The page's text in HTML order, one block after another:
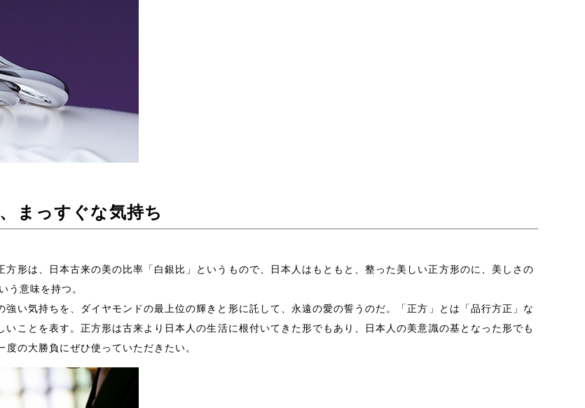
まっすぐな気持ち
形は、日本古来の美の比率「白銀比」というもので、日本人はもともと、整った美しい正方形のに、美しさの
う意味を持つ。
い気持ちを、ダイヤモンドの最上位の輝きと形に託して、永遠の愛の誓うのだ。
「正方」とは「品行方正」な
ことを表す。 正方形は古来より日本人の生活に根付いてきた形でもあり、日本人の美意識の基となった形でも
度の大勝負にぜひ使っていただきたい。